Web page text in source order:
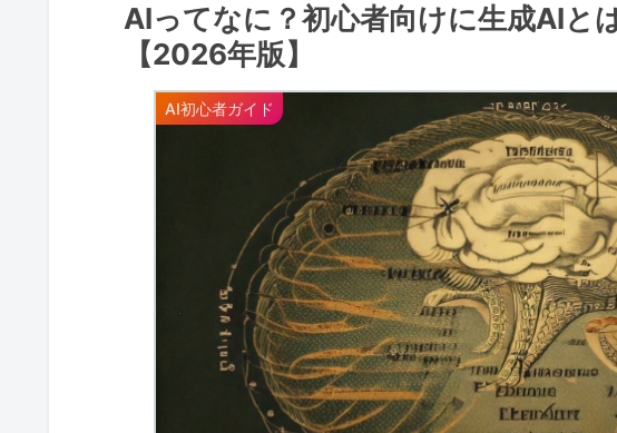
AIってなに？初心者向けに生成AIと
【2026年版】
AI初心者ガイド